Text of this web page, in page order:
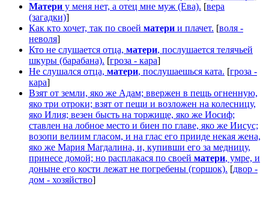
Матери у меня нет, а отец мне муж (Ева). [вера
(загадки)]
Как кто хочет, так по своей матери и плачет. [воля -
неволя]
Кто не слушается отца, матери, послушается телячьей
шкуры (барабана). [гроза - кара]
Не слушался отца, матери, послушаешься ката. [гроза -
кара]
Взят от земли, яко же Адам; ввержен в пещь огненную,
яко три отроки; взят от пещи и возложен на колесницу,
яко Илия; везен бысть на торжище, яко же Иосиф;
ставлен на лобное место и биен по главе, яко же Иисус;
возопи велиим гласом, и на глас его прииде некая жена,
яко же Мария Магдалина, и, купивши его за медницу,
принесе домой; но расплакася по своей матери, умре, и
доныне его кости лежат не погребены (горшок). [двор -
дом - хозяйство]